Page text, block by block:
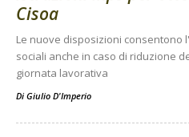
Cisoa
Le nuove disposizioni consentono
sociali anche in caso di riduzione
giornata lavorativa
Di Giulio D'Imperio